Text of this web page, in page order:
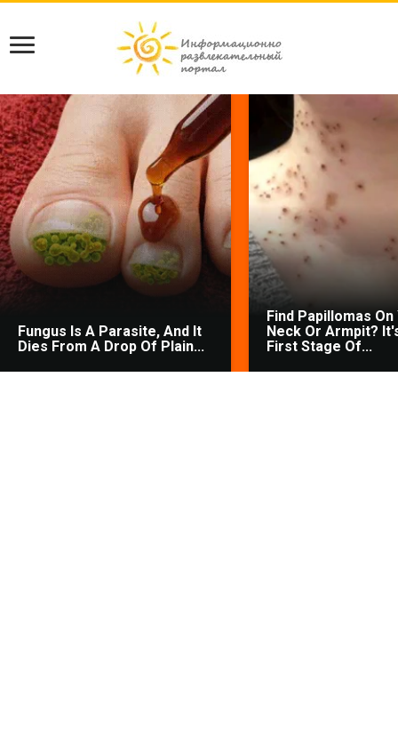
Fungus Is A Parasite, And It
Dies From A Drop Of Plain...
Find Papillomas On
Neck Or Armpit?
First Stage Of...